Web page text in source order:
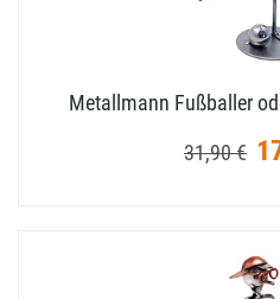
Metallmann Fußballer
31,90 €